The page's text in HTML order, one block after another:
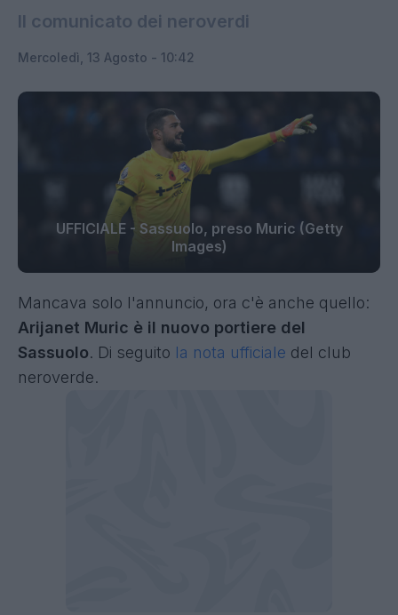
Il comunicato dei neroverdi
Mercoledì, 13 Agosto - 10:42
UFFICIALE - Sassuolo, preso Muric (Getty
Images)
Mancava solo l'annuncio, ora c'è anche quello:
Arijanet Muric è il nuovo portiere del
Sassuolo. Di seguito la nota ufficiale del club
neroverde.